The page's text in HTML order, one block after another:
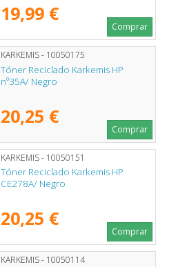
19,99 €
Comprar
KARKEMIS - 10050175
Tóner Reciclado Karkemis HP
nº35A/ Negro
20,25 €
Comprar
KARKEMIS - 10050151
Tóner Reciclado Karkemis HP
CE278A/ Negro
20,25 €
Comprar
KARKEMIS - 10050114